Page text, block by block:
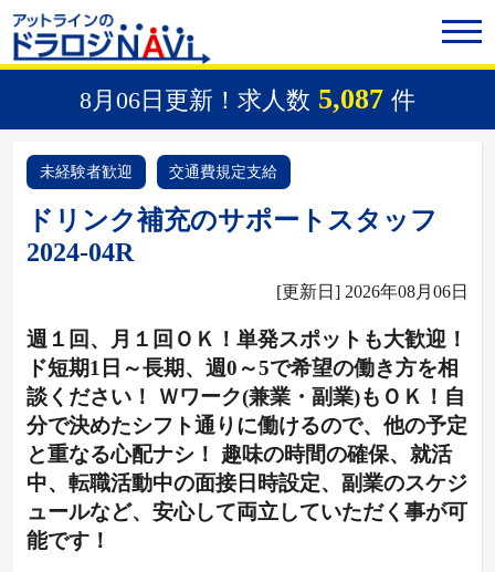
8月06日更新！求人数 5,087 件
未経験者歓迎 交通費規定支給
ドリンク補充のサポートスタッフ
2024-04R
[更新日] 2026年08月06日
週１回、月１回ＯＫ！単発スポットも大歓迎！
ド短期1日～長期、週0～5で希望の働き方を相
談ください！ Ｗワーク(兼業・副業)もＯＫ！自
分で決めたシフト通りに働けるので、他の予定
と重なる心配ナシ！ 趣味の時間の確保、就活
中、転職活動中の面接日時設定、副業のスケジ
ュールなど、安心して両立していただく事が可
能です！